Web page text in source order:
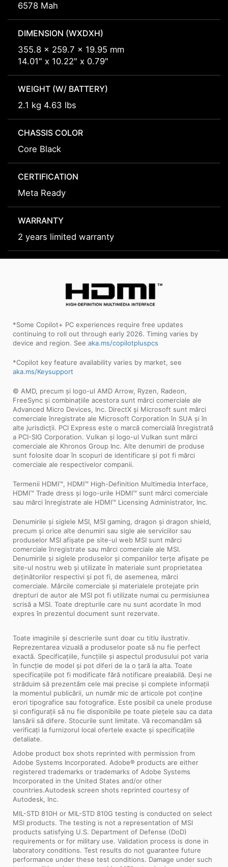
6578 Mah
DIMENSION (WXDXH)
355.8 x 259.7 x 19.95 mm
14.01" x 10.22" x 0.79"
WEIGHT (W/ BATTERY)
2.1 kg 4.63 lbs
CHASSIS COLOR
Core Black
CERTIFICATION
Meta Ready
WARRANTY
2 years limited warranty
*Some Copilot+ PC experiences require free updates
continuing to roll out through early 2026. Timing varies by
device and region. See aka.ms/copilotpluspcs
*Copilot key feature availability varies by market, see
aka.ms/Keysupport
© AMD, precum și logo-ul AMD Arrow, Ryzen, Radeon,
FreeSync și combinațiile acestora sunt mărci comerciale ale
Advanced Micro Devices, Inc. DirectX și Microsoft sunt mărci
comerciale înregistrate ale Microsoft Corporation în SUA și în
alte jurisdicții. PCI Express este o marcă comercială înregistrată
a PCI-SIG Corporation. Vulkan și logo-ul Vulkan sunt mărci
comerciale ale Khronos Group Inc. Alte denumiri de produse
sunt folosite doar în scopuri de identificare și pot fi mărci
comerciale ale respectivelor companii.
Termenii HDMI™, HDMI™ High-Definition Multimedia Interface,
HDMI™ Trade dress și logo-urile HDMI™ sunt mărci comerciale
sau mărci înregistrate ale HDMI™ Licensing Administrator, Inc.
Denumirile și siglele MSI, MSI gaming, dragon și dragon shield,
precum și orice alte denumiri sau sigle ale serviciilor sau
produselor MSI afișate pe site-ul web MSI sunt mărci
comerciale înregistrate sau mărci comerciale ale MSI.
Denumirile și siglele produselor și companiilor terțe afișate pe
site-ul nostru web și utilizate în materiale sunt proprietatea
deținătorilor respectivi și pot fi, de asemenea, mărci
comerciale. Mărcile comerciale și materialele protejate prin
drepturi de autor ale MSI pot fi utilizate numai cu permisiunea
scrisă a MSI. Toate drepturile care nu sunt acordate în mod
expres în prezentul document sunt rezervate.
Toate imaginile și descrierile sunt doar cu titlu ilustrativ.
Reprezentarea vizuală a produselor poate să nu fie perfect
exactă. Specificațiile, funcțiile și aspectul produsului pot varia
în funcție de model și pot diferi de la o țară la alta. Toate
specificațiile pot fi modificate fără notificare prealabilă. Deși ne
străduim să prezentăm cele mai precise și complete informații
la momentul publicării, un număr mic de articole pot conține
erori tipografice sau fotografice. Este posibil ca unele produse
și configurații să nu fie disponibile pe toate piețele sau ca data
lansării să difere. Stocurile sunt limitate. Vă recomandăm să
verificați la furnizorul local ofertele exacte și specificațiile
detaliate.
Adobe product box shots reprinted with permission from
Adobe Systems Incorporated. Adobe® products are either
registered trademarks or trademarks of Adobe Systems
Incorporated in the United States and/or other
countries.Autodesk screen shots reprinted courtesy of
Autodesk, Inc.
MIL-STD 810H or MIL-STD 810G testing is conducted on select
MSI products. The testing is not a representation of MSI
products satisfying U.S. Department of Defense (DoD)
requirements or for military use. Validation process is done in
laboratory conditions. Test results do not guarantee future
performance under these test conditions. Damage under such